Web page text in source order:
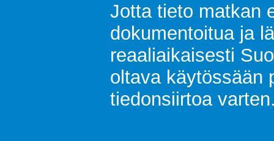
Jotta tieto matkan
dokumentoitua ja
reaaliaikaisesti
oltava käytössään
tiedonsiirtoa